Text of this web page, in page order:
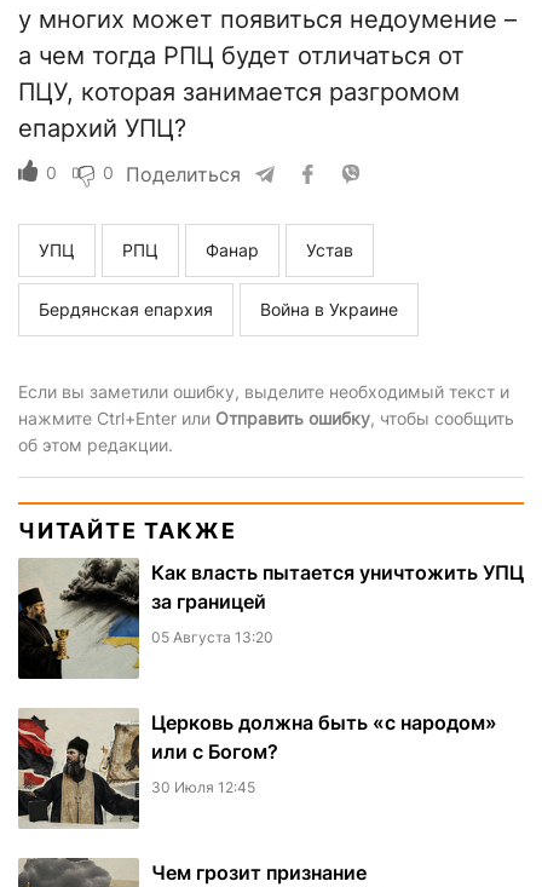
у многих может появиться недоумение –
а чем тогда РПЦ будет отличаться от
ПЦУ, которая занимается разгромом
епархий УПЦ?
0 0 Поделиться
УПЦ РПЦ Фанар Устав
Бердянская епархия Война в Украине
Если вы заметили ошибку, выделите необходимый текст и
нажмите Ctrl+Enter или Отправить ошибку, чтобы сообщить
об этом редакции.
ЧИТАЙТЕ ТАКЖЕ
Как власть пытается уничтожить УПЦ
за границей
05 Августа 13:20
Церковь должна быть «с народом»
или с Богом?
30 Июля 12:45
Чем грозит признание